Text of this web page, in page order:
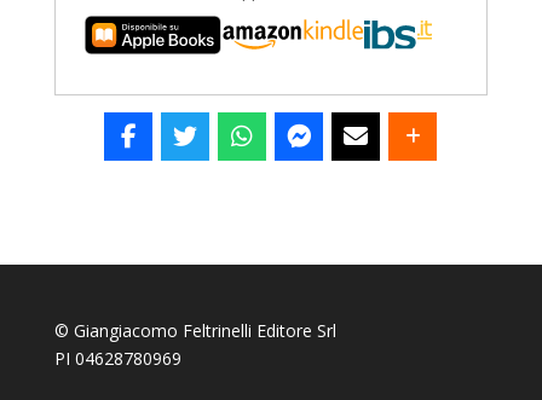
© Giangiacomo Feltrinelli Editore Srl
PI 04628780969